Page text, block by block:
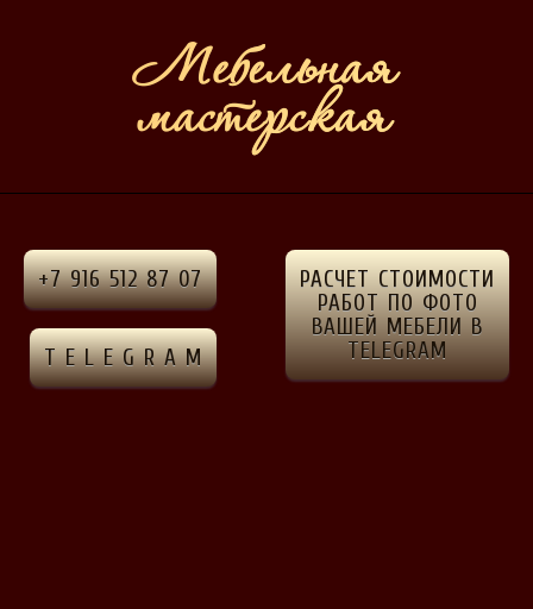
+7 916 512 87 07
T E L E G R A M
РАСЧЕТ СТОИМОСТИ
РАБОТ ПО ФОТО
ВАШЕЙ МЕБЕЛИ В
TELEGRAM